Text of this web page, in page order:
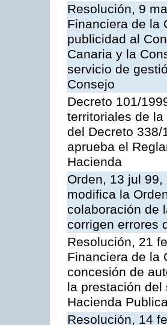
Resolución, 9
Financiera de la
publicidad al
Canaria y la
servicio de
Consejo
Decreto 101/
territoriales de
del Decreto 338/
aprueba el
Hacienda
Orden, 13 jul
modifica la
colaboración de
corrigen errores
Resolución, 21
Financiera de la
concesión de
la prestación
Hacienda
Resolución, 14